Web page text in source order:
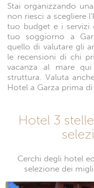
Stai organizzando
non riesci a scegliere
tuo budget e i servizi
tuo soggiorno a
quello di valutare gli
le recensioni di chi
vacanza al mare
struttura. Valuta
Hotel a Garza prima
Hotel 3
Cerchi degli hotel
selezione dei